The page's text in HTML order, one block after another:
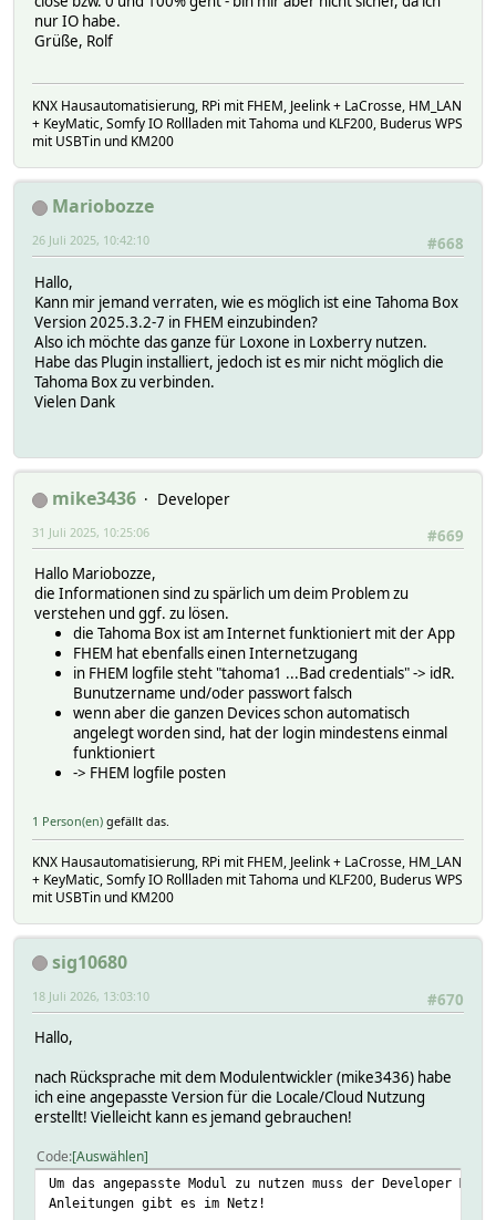
nur IO habe.
Grüße, Rolf
KNX Hausautomatisierung, RPi mit FHEM, Jeelink + LaCrosse, HM_LAN
+ KeyMatic, Somfy IO Rollladen mit Tahoma und KLF200, Buderus WPS
mit USBTin und KM200
Mariobozze
#668
26 Juli 2025, 10:42:10
Hallo,
Kann mir jemand verraten, wie es möglich ist eine Tahoma Box
Version 2025.3.2-7 in FHEM einzubinden?
Also ich möchte das ganze für Loxone in Loxberry nutzen.
Habe das Plugin installiert, jedoch ist es mir nicht möglich die
Tahoma Box zu verbinden.
Vielen Dank
mike3436
Developer
#669
31 Juli 2025, 10:25:06
Hallo Mariobozze,
die Informationen sind zu spärlich um deim Problem zu
verstehen und ggf. zu lösen.
die Tahoma Box ist am Internet funktioniert mit der App
FHEM hat ebenfalls einen Internetzugang
in FHEM logfile steht "tahoma1 ...Bad credentials" -> idR.
Bunutzername und/oder passwort falsch
wenn aber die ganzen Devices schon automatisch
angelegt worden sind, hat der login mindestens einmal
funktioniert
-> FHEM logfile posten
1 Person(en) gefällt das.
KNX Hausautomatisierung, RPi mit FHEM, Jeelink + LaCrosse, HM_LAN
+ KeyMatic, Somfy IO Rollladen mit Tahoma und KLF200, Buderus WPS
mit USBTin und KM200
sig10680
#670
18 Juli 2026, 13:03:10
Hallo,
nach Rücksprache mit dem Modulentwickler (mike3436) habe
ich eine angepasste Version für die Locale/Cloud Nutzung
erstellt! Vielleicht kann es jemand gebrauchen!
Code Auswählen
Um das angepasste Modul zu nutzen muss der Developer
Anleitungen gibt es im Netz!